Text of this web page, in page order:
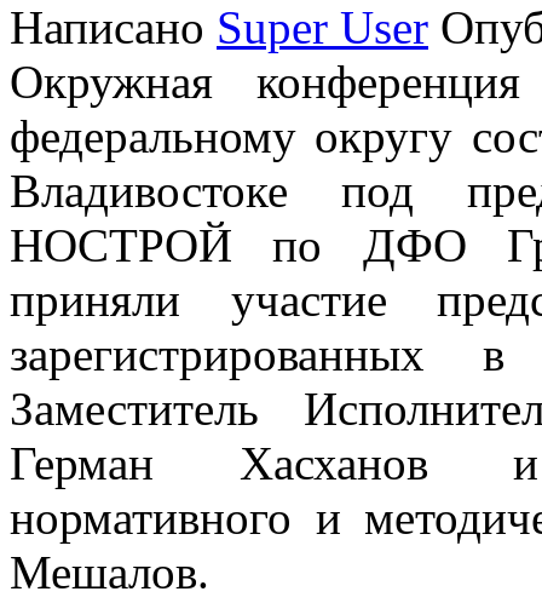
Написано Super User
Окружная
федеральному округу
Владивостоке под
НОСТРОЙ по ДФО
приняли участие
Заместитель
Герман Хасханов и
нормативного и
Мешалов.